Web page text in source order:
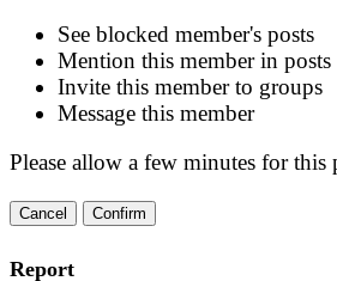
See blocked member's posts
Mention this member in posts
Invite this member to groups
Message this member
Please allow a few minutes for this
Confirm
Report